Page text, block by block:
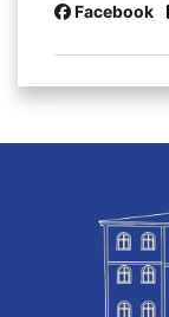
Facebook